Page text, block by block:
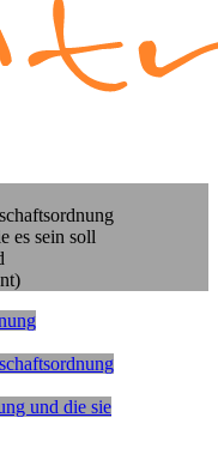
es sein soll
und die sie